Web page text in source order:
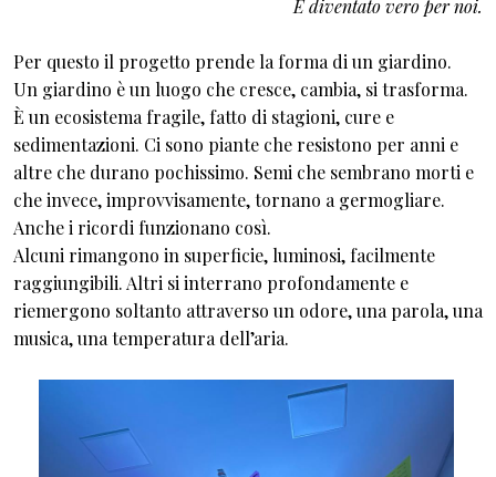
È diventato vero per noi.
Per questo il progetto prende la forma di un giardino.
Un giardino è un luogo che cresce, cambia, si trasforma.
È un ecosistema fragile, fatto di stagioni, cure e
sedimentazioni. Ci sono piante che resistono per anni e
altre che durano pochissimo. Semi che sembrano morti e
che invece, improvvisamente, tornano a germogliare.
Anche i ricordi funzionano così.
Alcuni rimangono in superficie, luminosi, facilmente
raggiungibili. Altri si interrano profondamente e
riemergono soltanto attraverso un odore, una parola, una
musica, una temperatura dell’aria.